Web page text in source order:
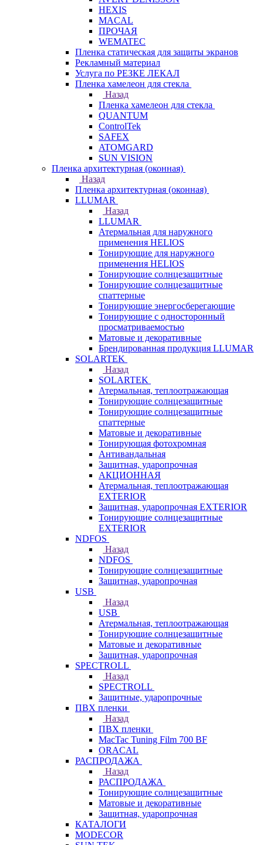
HEXIS
MACAL
ПРОЧАЯ
WEMATEC
Пленка статическая для защиты экранов
Рекламный материал
Услуга по РЕЗКЕ ЛЕКАЛ
Пленка хамелеон для стекла
Назад
Пленка хамелеон для стекла
QUANTUM
ControlTek
SAFEX
ATOMGARD
SUN VISION
Пленка архитектурная (оконная)
Назад
Пленка архитектурная (оконная)
LLUMAR
Назад
LLUMAR
Атермальная для наружного
применения HELIOS
Тонирующие для наружного
применения HELIOS
Тонирующие солнцезащитные
Тонирующие солнцезащитные
спаттерные
Тонирующие энергосберегающие
Тонирующие с односторонный
просматриваемостью
Матовые и декоративные
Брендированная продукция LLUMAR
SOLARTEK
Назад
SOLARTEK
Атермальная, теплоотражающая
Тонирующие солнцезащитные
Тонирующие солнцезащитные
спаттерные
Матовые и декоративные
Тонирующая фотохромная
Антивандальная
Защитная, ударопрочная
АКЦИОННАЯ
Атермальная, теплоотражающая
EXTERIOR
Защитная, ударопрочная EXTERIOR
Тонирующие солнцезащитные
EXTERIOR
NDFOS
Назад
NDFOS
Тонирующие солнцезащитные
Защитная, ударопрочная
USB
Назад
USB
Атермальная, теплоотражающая
Тонирующие солнцезащитные
Матовые и декоративные
Защитная, ударопрочная
SPECTROLL
Назад
SPECTROLL
Защитные, ударопрочные
ПВХ пленки
Назад
ПВХ пленки
MacTac Tuning Film 700 BF
ORACAL
РАСПРОДАЖА
Назад
РАСПРОДАЖА
Тонирующие солнцезащитные
Матовые и декоративные
Защитная, ударопрочная
КАТАЛОГИ
MODECOR